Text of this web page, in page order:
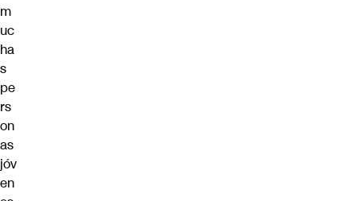
m
uc
ha
s
pe
rs
on
as
jóv
en